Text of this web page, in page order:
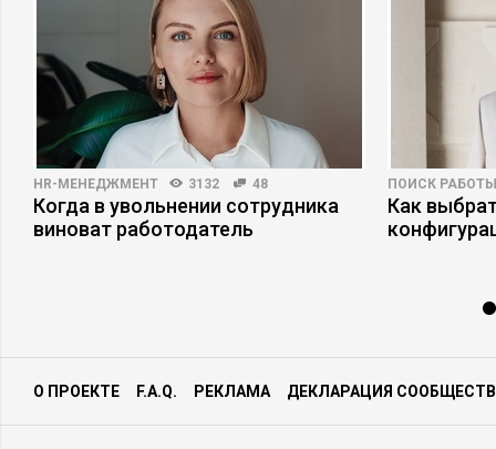
HR-МЕНЕДЖМЕНТ 3132 48
Когда в увольнении сотрудника
виноват работодатель
ПОИСК РАБОТЫ
Как
О ПРОЕКТЕ F.A.Q. РЕКЛАМА ДЕКЛАРАЦИЯ